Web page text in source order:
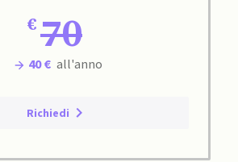
70
40 € all'anno
Richiedi